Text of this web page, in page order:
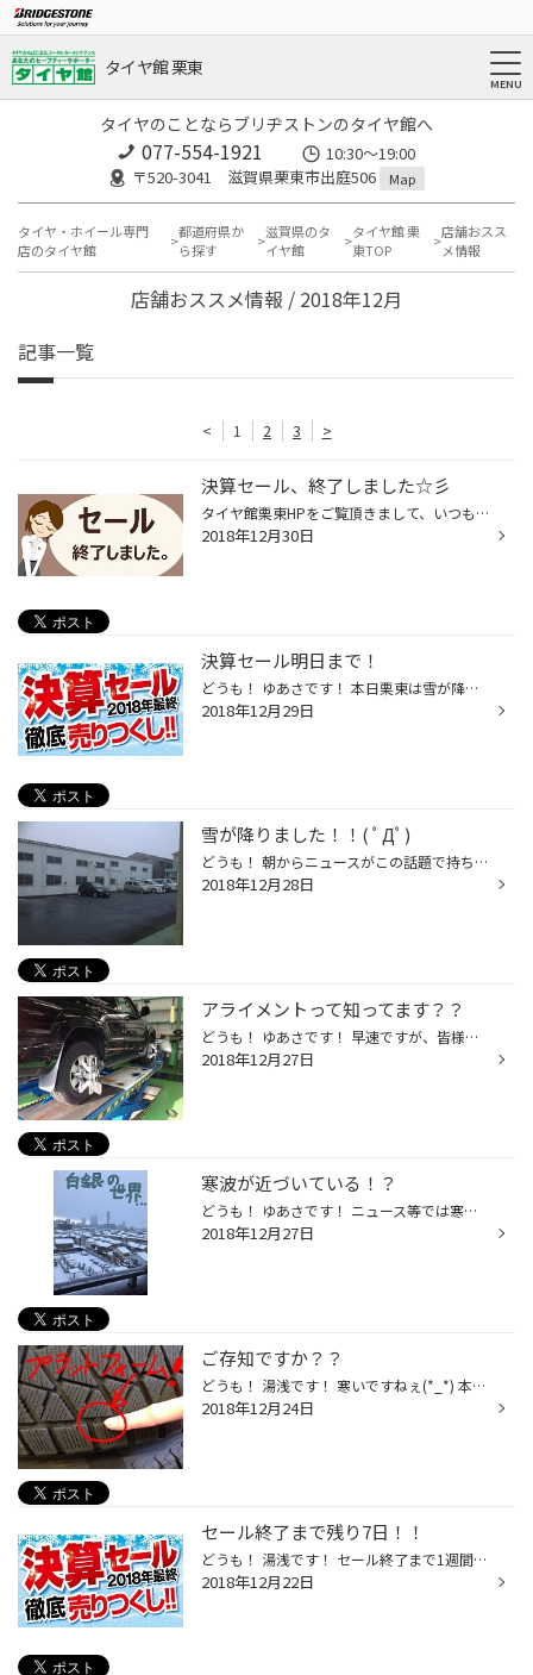
タイヤ館 栗東
タイヤのことならブリヂストンのタイヤ館へ
077-554-1921
10:30～19:00
〒520-3041 滋賀県栗東市出庭506
Map
タイヤ・ホイール専門
店のタイヤ館
都道府県か
ら探す
滋賀県のタ
イヤ館
タイヤ館 栗
東TOP
店舗おスス
メ情報
店舗おススメ情報 / 2018年12月
記事一覧
< 1 2 3 >
決算セール、終了しました☆彡
タイヤ館栗東HPをご覧頂きまして、いつもありがとうございます！ 本日で、『2018年・決算セール』は終了致しました(=´▽`=) 今回のセールもたくさんのお客様にご来店いただきまして、 大好評・大盛況となりました(^^) また、作業時間により、お待たせする時間も多かったとは思いますが 誠にありがと...
2018年12月30日
決算セール明日まで！
どうも！ ゆあさです！ 本日栗東は雪が降ったり止んだりでした！ いつ積もってもおかしくない状態が続いてますね( ﾟДﾟ) 気温も寒くなっておりますので 体調のほうも崩さないようにしないと。。。。 さて、現在開催中の決算セールですが 明日で最終日となります！！( ^)o(^ ) お休みの方も最後のチャ...
2018年12月29日
雪が降りました！！( ﾟДﾟ)
どうも！ 朝からニュースがこの話題で持ち切りですね(*_*) 全国各地で寒波が大暴れ( ;∀;) 急激な降雪が各地で続いております.... 飛び込みのタイヤ交換の方が多数来られておりました！ タイヤ館栗東も朝から降雪があり 降っては止みの繰り返しでした(*_*) 車には微かに積もりましたが 路面にはまだ...
2018年12月28日
アライメントって知ってます？？
どうも！ ゆあさです！ 早速ですが、皆様はアライメント調整ってご存知ですか？？(*'▽') タイヤ専門店ならではの車の骨盤矯正、アライメント調整サービス！ 車も人と同じで、長い間走っていると ゴムブッシュのたわみや、パーツの摩耗などにより タイヤの取り付け位置がズレてしまうことがあります...
2018年12月27日
寒波が近づいている！？
どうも！ ゆあさです！ ニュース等では寒波寒波と 年末に向けて一気に冷え込むような 話題が上がっていますね！(*_*) 暖かいからと言って油断していませんか？？ 年末から年始にかけては雪マークの地域もあるようです((+_+)) 冬タイヤへの準備は今の内です( ﾟДﾟ) お見積りは無料です！ 是非タイヤ館...
2018年12月27日
ご存知ですか？？
どうも！ 湯浅です！ 寒いですねぇ(*_*) 本日はクリスマスイヴ！ 明日は皆様の元にサンタが訪れる日ですね( ^)o(^ ) 僕は欲しい物がありあすぎて いっその事宝くじ当たれぇ！！！ と言う感じです(笑) 最近は冬タイヤの脱着のほうも落ち着いてきました！ 比較的スムーズにご案内は可能です ※待ち時間...
2018年12月24日
セール終了まで残り7日！！
どうも！ 湯浅です！ セール終了まで1週間となりました( ^)o(^ ) 対象商品がお買い得になる 年内最後のセールとなります(*'▽') タイヤはもちろん、メンテナンス商品も！ 今年最後のメンテナンスは是非 タイヤ館栗東へ！！( *´艸｀) 年末に向けて寒波の予報も出ています(*_*) 今日は夜から急激に冷え...
2018年12月22日